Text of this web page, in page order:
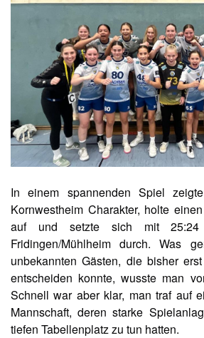
In einem spannenden Spiel
Kornwestheim Charakter, holte
auf und setzte sich mit
Fridingen/Mühlheim durch. Was
unbekannten Gästen, die bisher
entscheiden konnte, wusste man
Schnell war aber klar, man traf auf
Mannschaft, deren starke
tiefen Tabellenplatz zu tun hatten.